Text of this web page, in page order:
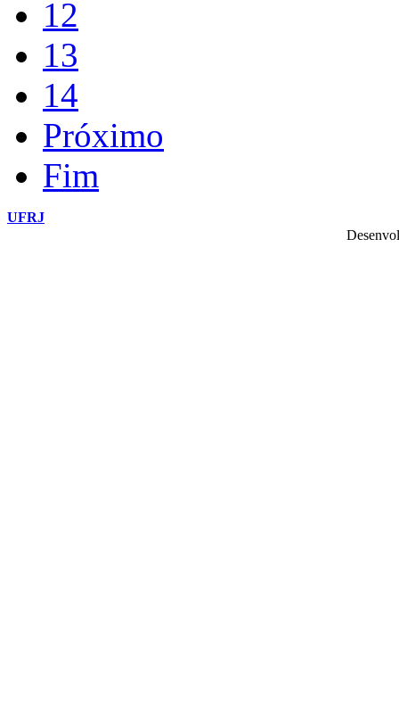
12
13
14
Próximo
Fim
UFRJ